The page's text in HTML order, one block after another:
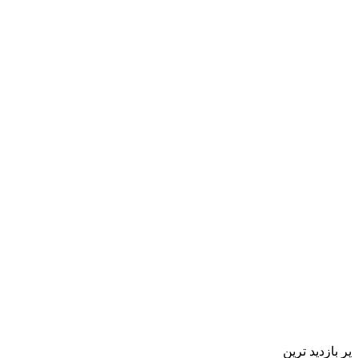
پر بازدید ترین